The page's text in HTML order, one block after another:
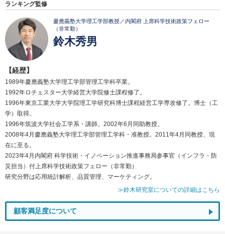
ランキング監修
慶應義塾大学理工学部教授／内閣府 上席科学技術政策フェロー
（非常勤）
鈴木秀男
【経歴】
1989年慶應義塾大学理工学部管理工学科卒業。
1992年ロチェスター大学経営大学院修士課程修了。
1996年東京工業大学大学院理工学研究科博士課程経営工学専攻修了。博士（工
学）取得。
1996年筑波大学社会工学系・講師。2002年6月同助教授。
2008年4月慶應義塾大学理工学部管理工学科・准教授。2011年4月同教授、現
在に至る。
2023年4月内閣府 科学技術・イノベーション推進事務局参事官（インフラ・防
災担当）付上席科学技術政策フェロー（非常勤）
研究分野は応用統計解析、品質管理、マーケティング。
≫鈴木研究室についての詳細はこちら
顧客満足度について